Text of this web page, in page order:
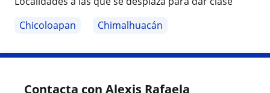
Chicoloapan
Chimalhuacán
Contacta con Alexis Rafaela